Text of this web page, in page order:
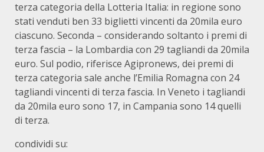
terza categoria della Lotteria Italia: in regione sono
stati venduti ben 33 biglietti vincenti da 20mila euro
ciascuno. Seconda – considerando soltanto i premi di
terza fascia – la Lombardia con 29 tagliandi da 20mila
euro. Sul podio, riferisce Agipronews, dei premi di
terza categoria sale anche l’Emilia Romagna con 24
tagliandi vincenti di terza fascia. In Veneto i tagliandi
da 20mila euro sono 17, in Campania sono 14 quelli
di terza.
condividi su: